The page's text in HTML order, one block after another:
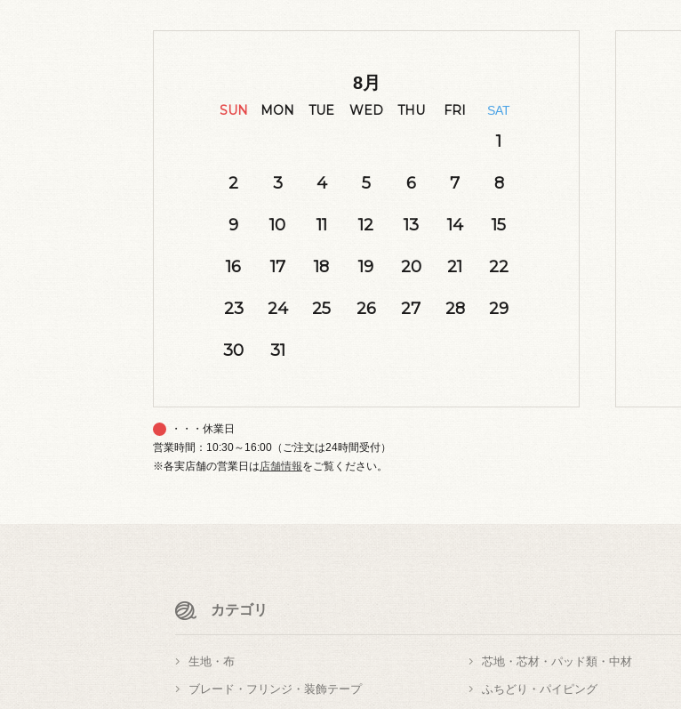
8月
SUN MON TUE WED THU FRI SAT
1
2 3 4 5 6 7 8
9 10 11 12 13 14 15
16 17 18 19 20 21 22
23 24 25 26 27 28 29
30 31
・・・休業日
営業時間：10:30～16:00（ご注文は24時間受付）
※各実店舗の営業日は店舗情報をご覧ください。
カテゴリ
生地・布 芯地・芯材・パッド類・中材
ブレード・フリンジ・装飾テープ ふちどり・パイピング